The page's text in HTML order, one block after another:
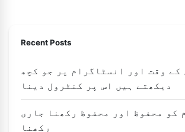
Recent Posts
کے وقت اور انسٹاگرام پر جو کچھ
دیکھتے ہیں اس پر کنٹرول دینا
کو محفوظ اور محفوظ رکھنا جاری
رکھنا